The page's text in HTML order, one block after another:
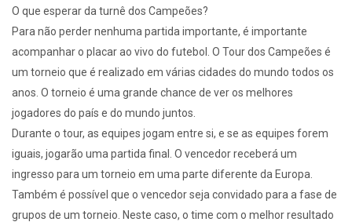
O que esperar da turnê dos Campeões?
Para não perder nenhuma partida importante, é importante
acompanhar o placar ao vivo do futebol. O Tour dos Campeões é
um torneio que é realizado em várias cidades do mundo todos os
anos. O torneio é uma grande chance de ver os melhores
jogadores do país e do mundo juntos.
Durante o tour, as equipes jogam entre si, e se as equipes forem
iguais, jogarão uma partida final. O vencedor receberá um
ingresso para um torneio em uma parte diferente da Europa.
Também é possível que o vencedor seja convidado para a fase de
grupos de um torneio. Neste caso, o time com o melhor resultado